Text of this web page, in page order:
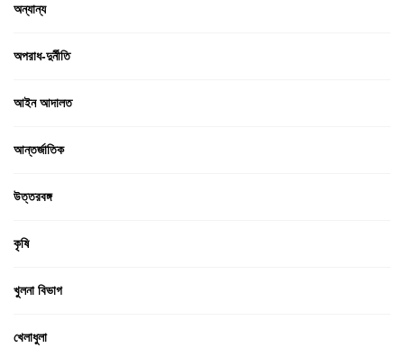
অন্যান্য
অপরাধ-দুর্নীতি
আইন আদালত
আন্তর্জাতিক
উত্তরবঙ্গ
কৃষি
খুলনা বিভাগ
খেলাধুলা